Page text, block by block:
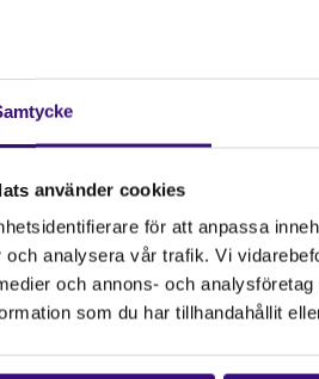
använder cookies
för att anpassa
och analysera vår trafik. Vi
och annons- och
som du har tillhandahållit
i frågan om ett fritt Västsahara
från lägren! Femtio år av
vi hoppas att delegationen
argument tillbaka och kunna
att kräva Västsaharas
möten, dialog med Polisario
folkets kamp och
bilder och berättelser
och följare!”– Louise Lindfors,